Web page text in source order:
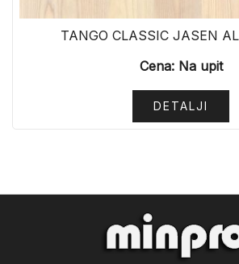
TANGO CLASSIC JASEN
Cena: Na upit
DETALJI